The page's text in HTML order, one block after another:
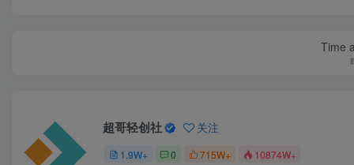
Time
超哥轻创社 关注
1.9W+ 0 715W+ 10874W+